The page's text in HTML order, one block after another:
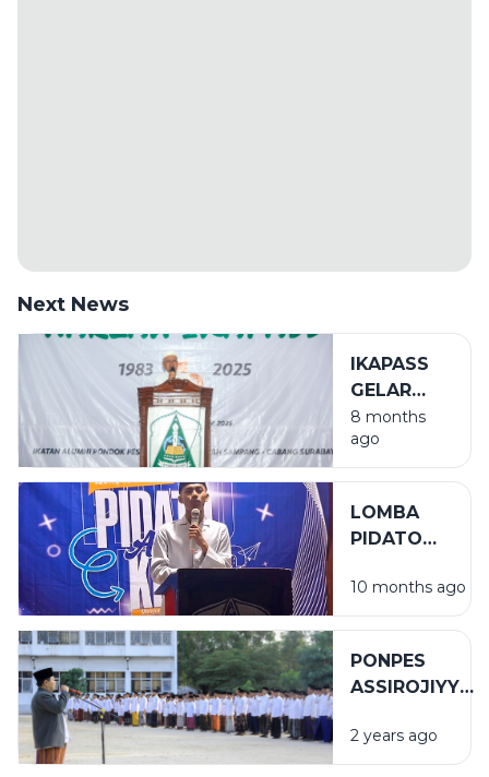
Next News
IKAPASS
GELAR
HARLAH
KE-42 DI
ALUN-
SURABAYA
8 months
ago
LOMBA
PIDATO
MEMASUKI
SISTEM
10 months ago
PONPES
ASSIROJIYYAH
GELAR APEL
HSN 2024 M
2 years ago